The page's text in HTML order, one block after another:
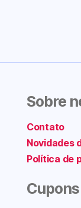
Sobre
Contato
Novidades
Política de